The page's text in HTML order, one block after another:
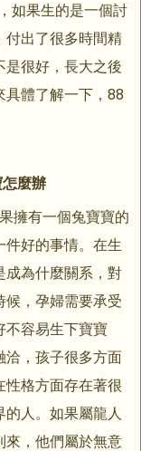
果生的是一個討
付出了很多時間精
是很好，長大之後
具體了解一下，88
麼辦
有一個兔寶寶的
件好的事情。在生
成為什麼關系，對
候，孕婦需要承受
不容易生下寶寶
洽，孩子很多方面
性格方面存在著很
人。如果屬龍人
來，他們屬於無意